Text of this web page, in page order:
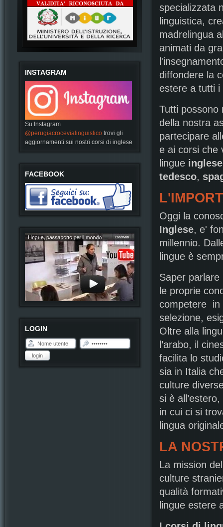
specializzata
linguistica,
madrelingua
animati da
diffondere la
estere a tutti i
Tutti possono
della nostra
partecipare
e ai corsi che
lingue inglese
tedesco,
Oggi la
Inglese, e'
millennio.
lingue è
Saper
le proprie
competere in
selezione,
Oltre alla
l’arabo, il
facilita lo
sia in Italia
culture
si è
in cui ci si
lingua
LA
La mission
culture
qualità
lingue estere
INSTAGRAM
Su Instagram
@perugiacrocevialinguistico trovi gli
aggiornamenti sui nostri corsi di inglese
FACEBOOK
LOGIN
login